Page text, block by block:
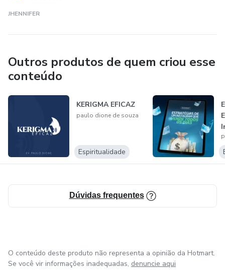
JHENNIFER
Outros produtos de quem criou esse
conteúdo
KERIGMA EFICAZ
paulo dione de souza
Espiritualidade
Dúvidas frequentes
O conteúdo deste produto não representa a opinião da Hotmart.
Se você vir informações inadequadas, denuncie aqui